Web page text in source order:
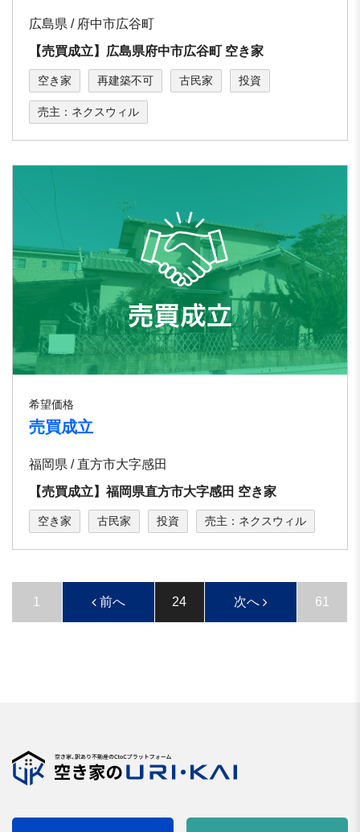
広島県 / 府中市広谷町
【売買成立】広島県府中市広谷町 空き家
空き家 再建築不可 古民家 投資
売主：ネクスウィル
希望価格
売買成立
福岡県 / 直方市大字感田
【売買成立】福岡県直方市大字感田 空き家
空き家 古民家 投資 売主：ネクスウィル
1 前へ 24 次へ 61